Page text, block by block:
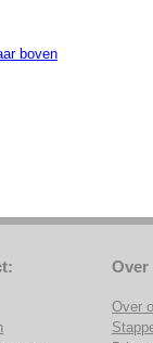
boven
Over
Over